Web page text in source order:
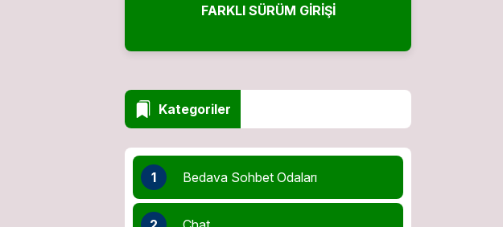
FARKLI SÜRÜM GIRIŞI
Kategoriler
1 Bedava Sohbet Odaları